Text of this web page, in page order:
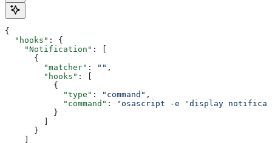
{
  "hooks"
: {
    "Notification"
: [
      {
        "matcher"
: "" ,
        "hooks"
: [
          {
            "type"
: "command" ,
            "command"
:
"osascript -e 'display
          }
      }